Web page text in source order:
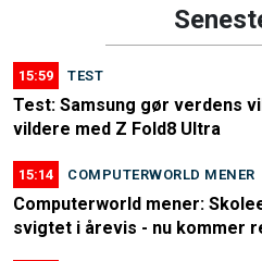
15:59 TEST
Test: Samsung gør verdens
vildere med Z Fold8 Ultra
15:14 COMPUTERWORLD MENER
Computerworld mener:
svigtet i årevis - nu kommer